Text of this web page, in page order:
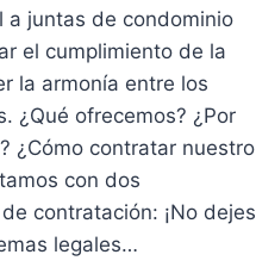
a juntas de condominio
el cumplimiento de la
la armonía entre los
¿Qué ofrecemos? ¿Por
¿Cómo contratar nuestro
con dos
contratación: ¡No dejes
legales…